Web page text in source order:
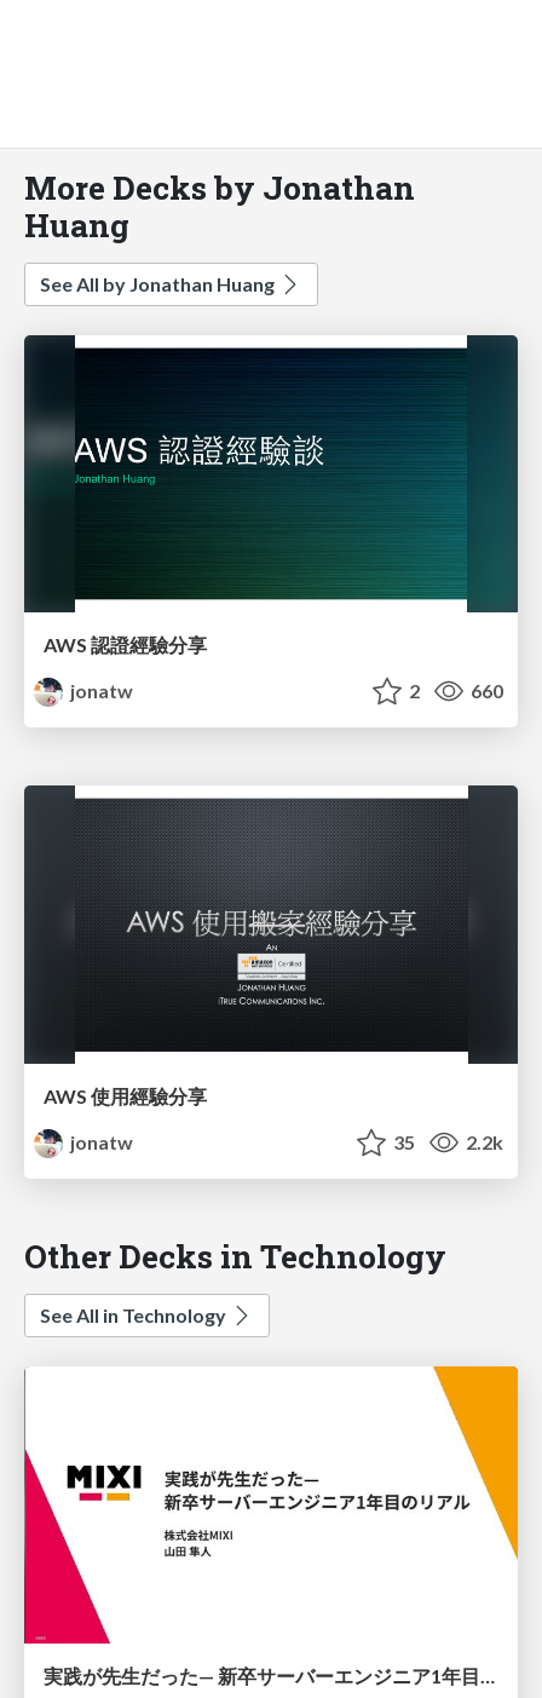
More Decks by Jonathan
Huang
See All by Jonathan Huang
AWS 認證經驗分享
jonatw
2 660
AWS 使用經驗分享
jonatw
35 2.2k
Other Decks in Technology
See All in Technology
実践が先生だった— 新卒サーバーエンジニア1年目のリアル